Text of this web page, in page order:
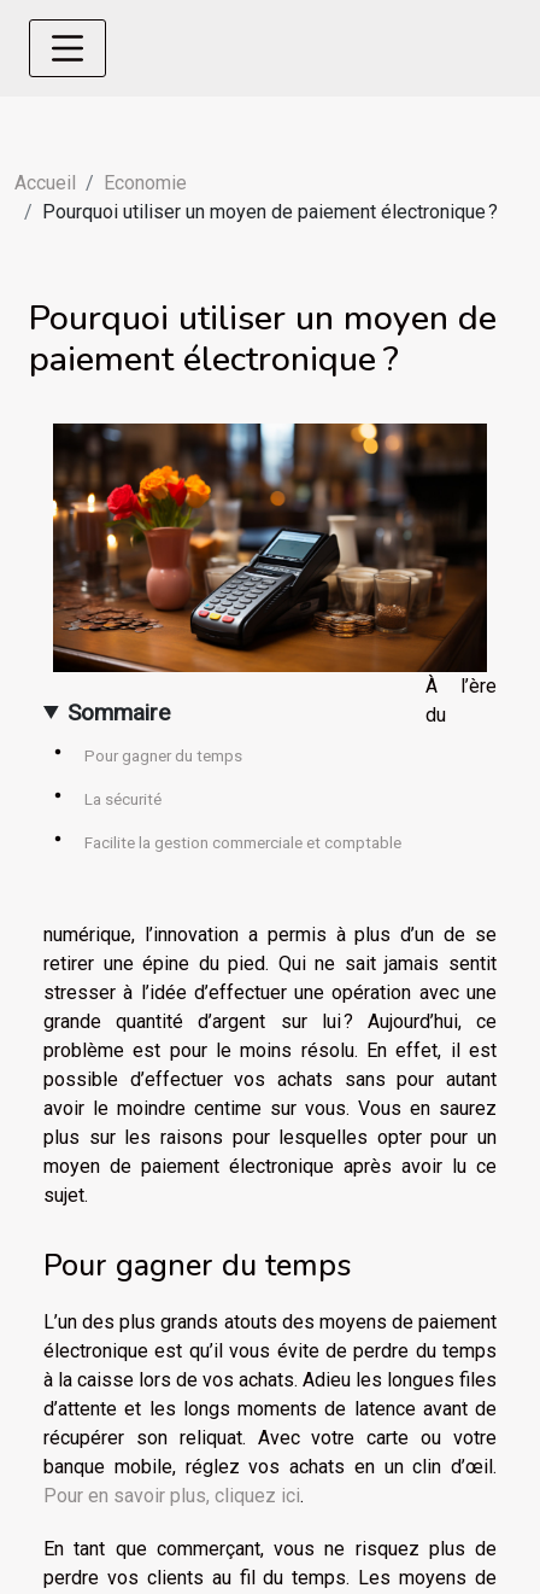
Accueil
Economie
Pourquoi utiliser un moyen de paiement électronique ?
Pourquoi utiliser un moyen de
paiement électronique ?
Sommaire
Pour gagner du temps
La sécurité
Facilite la gestion commerciale et comptable
À l’ère
du
numérique, l’innovation a permis à plus d’un de se
retirer une épine du pied. Qui ne sait jamais sentit
stresser à l’idée d’effectuer une opération avec une
grande quantité d’argent sur lui ? Aujourd’hui, ce
problème est pour le moins résolu. En effet, il est
possible d’effectuer vos achats sans pour autant
avoir le moindre centime sur vous. Vous en saurez
plus sur les raisons pour lesquelles opter pour un
moyen de paiement électronique après avoir lu ce
sujet.
Pour gagner du temps
L’un des plus grands atouts des moyens de paiement
électronique est qu’il vous évite de perdre du temps
à la caisse lors de vos achats. Adieu les longues files
d’attente et les longs moments de latence avant de
récupérer son reliquat. Avec votre carte ou votre
banque mobile, réglez vos achats en un clin d’œil.
Pour en savoir plus, cliquez ici.
En tant que commerçant, vous ne risquez plus de
perdre vos clients au fil du temps. Les moyens de